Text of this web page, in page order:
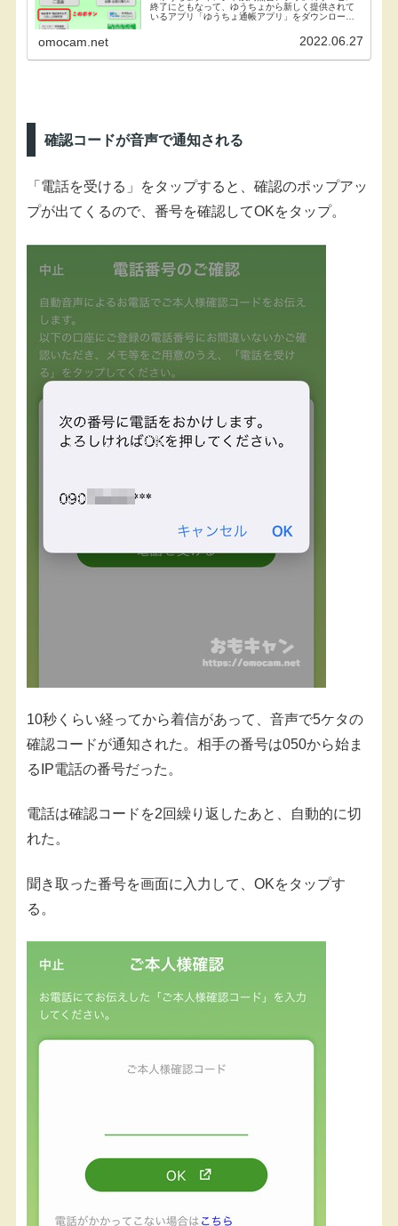
終了にともなって、ゆうちょから新しく提供されて
いるアプリ「ゆうちょ通帳アプリ」をダウンロード
とがあったので記録しておきたい。というのも、こ
omocam.net 2022.06.27
確認コードが音声で通知される
「電話を受ける」をタップすると、確認のポップアッ
プが出てくるので、番号を確認してOKをタップ。
10秒くらい経ってから着信があって、音声で5ケタの
確認コードが通知された。相手の番号は050から始ま
るIP電話の番号だった。
電話は確認コードを2回繰り返したあと、自動的に切
れた。
聞き取った番号を画面に入力して、OKをタップす
る。